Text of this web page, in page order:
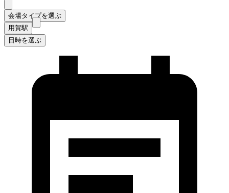
会場タイプを選ぶ
用賀駅
日時を選ぶ